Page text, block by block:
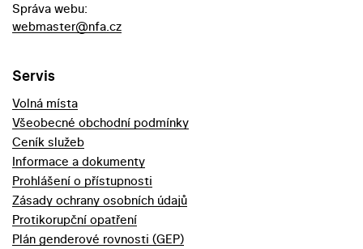
Správa webu:
webmaster@nfa.cz
Servis
Volná místa
Všeobecné obchodní podmínky
Ceník služeb
Informace a dokumenty
Prohlášení o přístupnosti
Zásady ochrany osobních údajů
Protikorupční opatření
Plán genderové rovnosti (GEP)